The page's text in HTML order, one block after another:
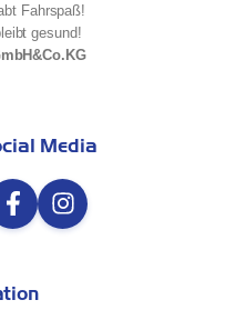
Fahrspaß!
gesund!
Media